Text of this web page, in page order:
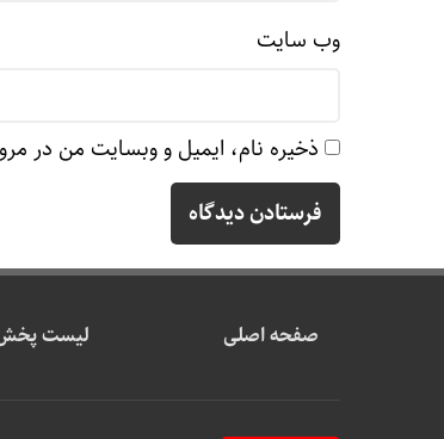
وب‌ سایت
ذخیره نام، ایمیل و وبسایت من در
صفحه اصلی لیست پخش